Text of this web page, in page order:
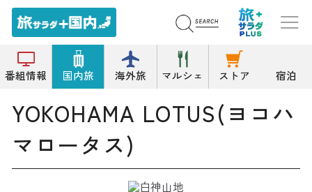
番組情報 国内旅 海外旅 マルシェ ストア 宿泊
トップ YOKOHAMA LOTUS(ヨコハマロータス)
YOKOHAMA LOTUS(ヨコハ
マロータス)